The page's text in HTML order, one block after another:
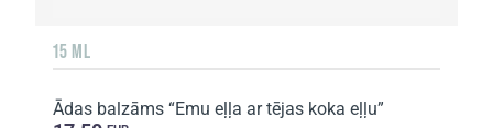
15 ML
Ādas balzāms “Emu eļļa ar tējas koka eļļu”